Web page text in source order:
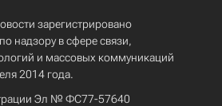
зарегистрировано
надзору в сфере связи,
и массовых коммуникаций
2014 года.
Эл № ФС77-57640